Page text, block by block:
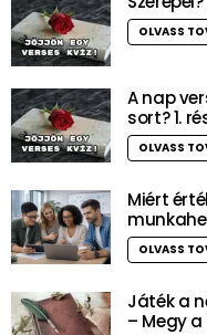
OLVASS
A nap
sort? 1.
OLVASS
Miért
OLVASS
Játék a
– Megy